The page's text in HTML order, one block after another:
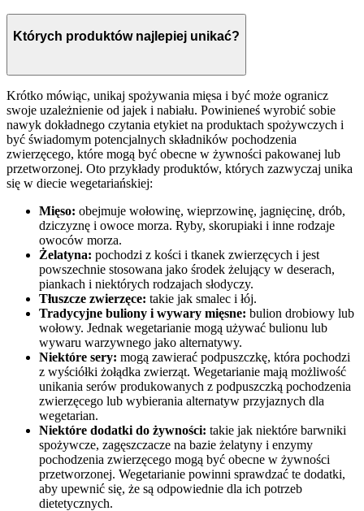
Których produktów najlepiej unikać?
Krótko mówiąc, unikaj spożywania mięsa i być może ogranicz
swoje uzależnienie od jajek i nabiału. Powinieneś wyrobić sobie
nawyk dokładnego czytania etykiet na produktach spożywczych i
być świadomym potencjalnych składników pochodzenia
zwierzęcego, które mogą być obecne w żywności pakowanej lub
przetworzonej. Oto przykłady produktów, których zazwyczaj unika
się w diecie wegetariańskiej:
Mięso: obejmuje wołowinę, wieprzowinę, jagnięcinę, drób,
dziczyznę i owoce morza. Ryby, skorupiaki i inne rodzaje
owoców morza.
Żelatyna: pochodzi z kości i tkanek zwierzęcych i jest
powszechnie stosowana jako środek żelujący w deserach,
piankach i niektórych rodzajach słodyczy.
Tłuszcze zwierzęce: takie jak smalec i łój.
Tradycyjne buliony i wywary mięsne: bulion drobiowy lub
wołowy. Jednak wegetarianie mogą używać bulionu lub
wywaru warzywnego jako alternatywy.
Niektóre sery: mogą zawierać podpuszczkę, która pochodzi
z wyściółki żołądka zwierząt. Wegetarianie mają możliwość
unikania serów produkowanych z podpuszczką pochodzenia
zwierzęcego lub wybierania alternatyw przyjaznych dla
wegetarian.
Niektóre dodatki do żywności: takie jak niektóre barwniki
spożywcze, zagęszczacze na bazie żelatyny i enzymy
pochodzenia zwierzęcego mogą być obecne w żywności
przetworzonej. Wegetarianie powinni sprawdzać te dodatki,
aby upewnić się, że są odpowiednie dla ich potrzeb
dietetycznych.